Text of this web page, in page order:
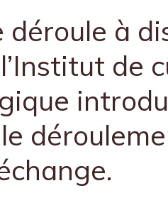
déroule à
de